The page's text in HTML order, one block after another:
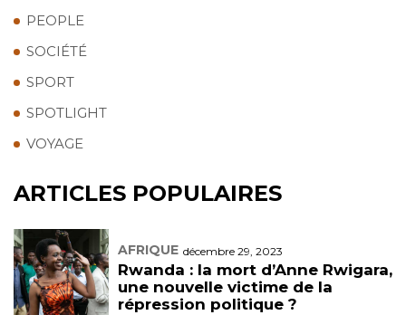
PEOPLE
SOCIÉTÉ
SPORT
SPOTLIGHT
VOYAGE
ARTICLES POPULAIRES
AFRIQUE décembre 29, 2023
Rwanda : la mort d’Anne Rwigara,
une nouvelle victime de la
répression politique ?